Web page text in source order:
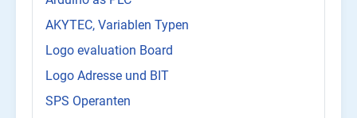
AKYTEC, Variablen Typen
Logo evaluation Board
Logo Adresse und BIT
SPS Operanten